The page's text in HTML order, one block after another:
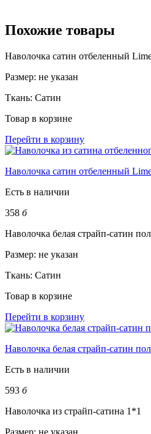
Похожие товары
Наволочка сатин отбеленный
Размер: не указан
Ткань: Сатин
Товар в корзине
Перейти в корзину
Наволочка сатин отбеленный
Есть в наличии
358 б
Наволочка белая страйп-сатин
Размер: не указан
Ткань: Сатин
Товар в корзине
Перейти в корзину
Наволочка белая страйп-сатин
Есть в наличии
593 б
Наволочка из страйп-сатина 1*1
Размер: не указан